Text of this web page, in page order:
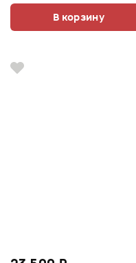
В корзину